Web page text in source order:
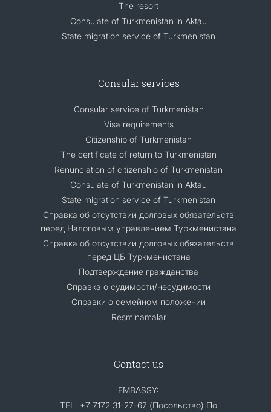
The resort
Consulate of Turkmenistan in Aktau
State migration service of Turkmenistan
Consular services
Consular service of Turkmenistan
Visa requirements
Citizenship of Turkmenistan
The certificate of return to Turkmenistan
Renunciation of citizenshio of Turkmenistan
Consulate of Turkmenistan in Aktau
State migration service of Turkmenistan
Справка об отсутствии долговых обязательств
перед Налоговым управлением Туркменистана
Справка об отсутствии долговых обязательств
перед ЦБ Туркменистана
Подтверждение гражданства
Справка о судимости/несудимости
Cправки о семейном положении
Resminamalar
Contact us
EMBASSY:
TEL: +7 7172 31-27-67 (Посольство) По